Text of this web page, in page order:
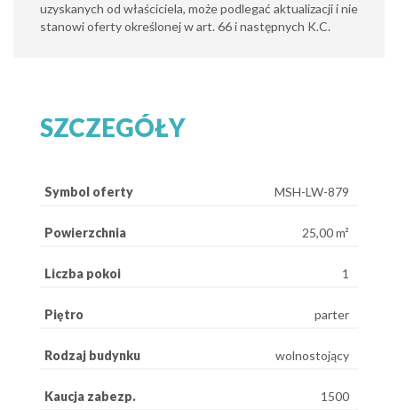
uzyskanych od właściciela, może podlegać aktualizacji i nie
stanowi oferty określonej w art. 66 i następnych K.C.
SZCZEGÓŁY
Symbol oferty MSH-LW-879
Powierzchnia 25,00 m²
Liczba pokoi 1
Piętro parter
Rodzaj budynku wolnostojący
Kaucja zabezp. 1500